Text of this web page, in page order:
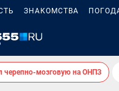
ЗНАКОМСТВА
черепно-мозговую на ОНПЗ